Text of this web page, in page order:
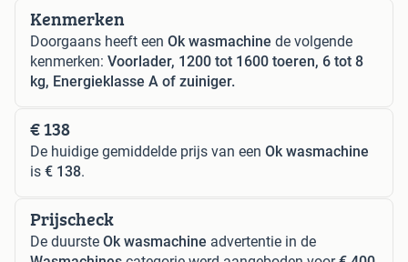
Kenmerken
Doorgaans heeft een Ok wasmachine de volgende
kenmerken: Voorlader, 1200 tot 1600 toeren, 6 tot 8
kg, Energieklasse A of zuiniger.
€ 138
De huidige gemiddelde prijs van een Ok wasmachine
is € 138.
Prijscheck
De duurste Ok wasmachine advertentie in de